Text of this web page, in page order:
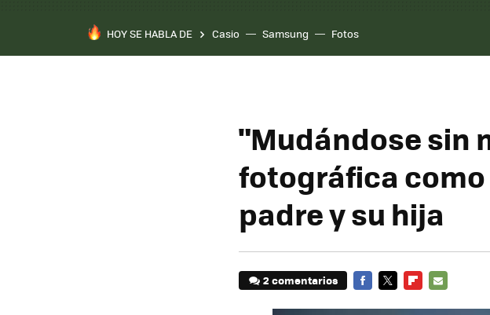
HOY SE HABLA DE Casio Samsung Fotos
"Mudándose sin
fotográfica
padre y su hija
2 comentarios